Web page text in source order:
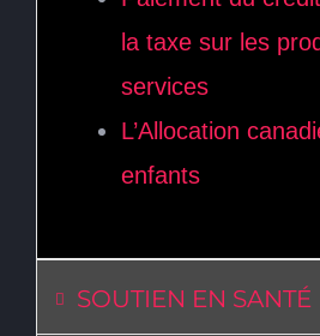
la taxe sur les
services
L’Allocation
enfants
SOUTIEN EN SANTÉ